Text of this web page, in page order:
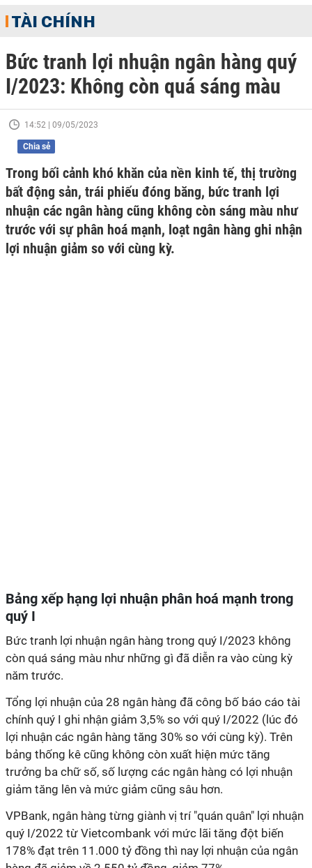
TÀI CHÍNH
Bức tranh lợi nhuận ngân hàng quý
I/2023: Không còn quá sáng màu
14:52 | 09/05/2023
Chia sẻ
Trong bối cảnh khó khăn của nền kinh tế, thị trường
bất động sản, trái phiếu đóng băng, bức tranh lợi
nhuận các ngân hàng cũng không còn sáng màu như
trước với sự phân hoá mạnh, loạt ngân hàng ghi nhận
lợi nhuận giảm so với cùng kỳ.
Bảng xếp hạng lợi nhuận phân hoá mạnh trong
quý I
Bức tranh lợi nhuận ngân hàng trong quý I/2023 không
còn quá sáng màu như những gì đã diễn ra vào cùng kỳ
năm trước.
Tổng lợi nhuận của 28 ngân hàng đã công bố báo cáo tài
chính quý I ghi nhận giảm 3,5% so với quý I/2022 (lúc đó
lợi nhuận các ngân hàng tăng 30% so với cùng kỳ). Trên
bảng thống kê cũng không còn xuất hiện mức tăng
trưởng ba chữ số, số lượng các ngân hàng có lợi nhuận
giảm tăng lên và mức giảm cũng sâu hơn.
VPBank, ngân hàng từng giành vị trí "quán quân" lợi nhuận
quý I/2022 từ Vietcombank với mức lãi tăng đột biến
178% đạt trên 11.000 tỷ đồng thì nay lợi nhuận của ngân